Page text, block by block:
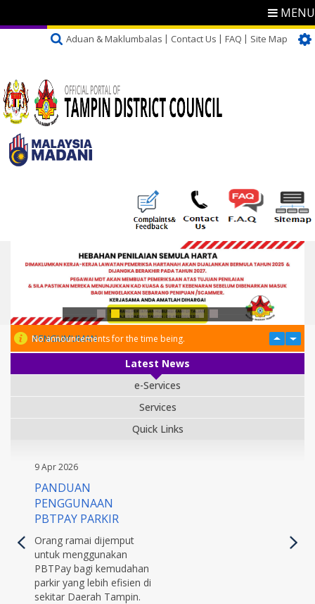
MENU
Aduan & Maklumbalas Contact Us FAQ Site Map
PENGUMUMAN
No announcements for the time being.
Latest News
e-Services
Services
Quick Links
9 Apr 2026
PANDUAN
PENGGUNAAN
PBTPAY PARKIR
Orang ramai dijemput
untuk menggunakan
PBTPay bagi kemudahan
parkir yang lebih efisien di
sekitar Daerah Tampin.